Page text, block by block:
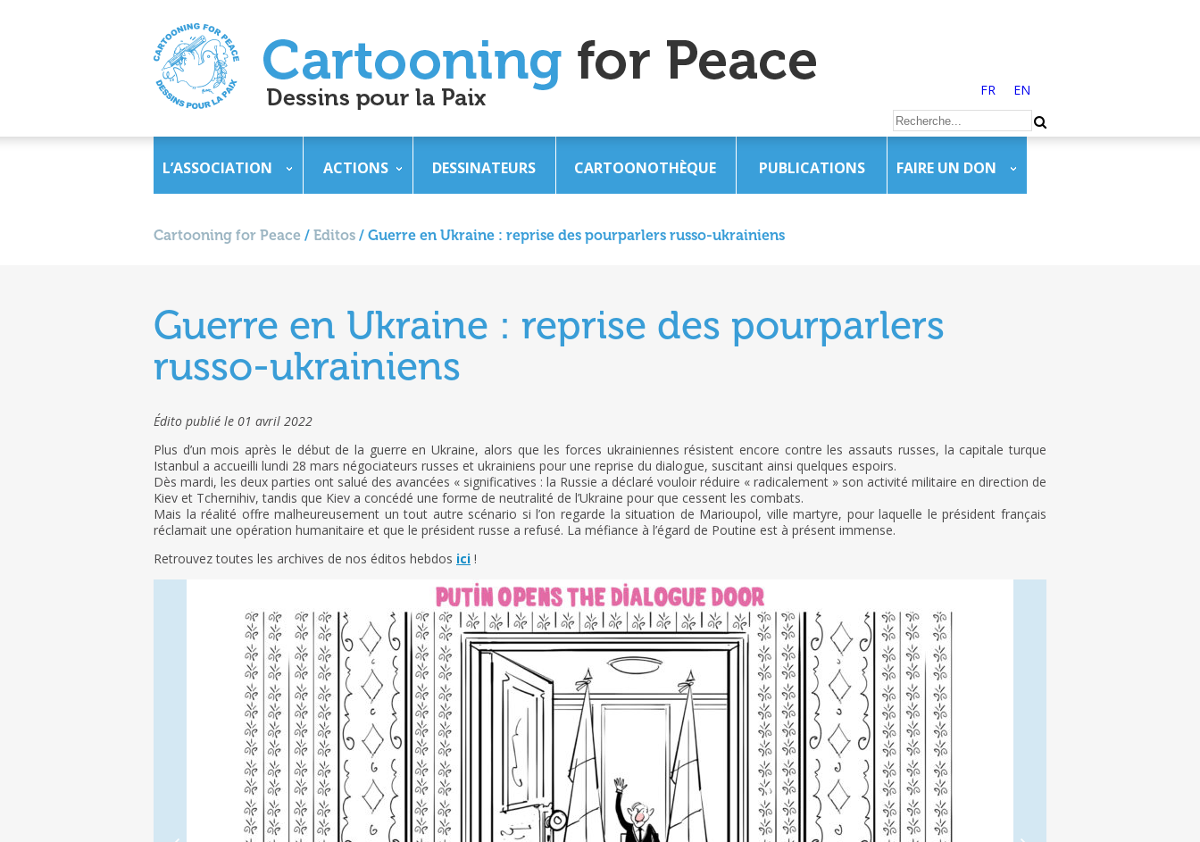
FR EN
L’ASSOCIATION ACTIONS DESSINATEURS CARTOONOTHÈQUE PUBLICATIONS FAIRE UN DON
Cartooning for Peace / Editos / Guerre en Ukraine : reprise des pourparlers russo-ukrainiens
Guerre en Ukraine : reprise des pourparlers
russo-ukrainiens
Édito publié le 01 avril 2022
Plus d’un mois après le début de la guerre en Ukraine, alors que les forces ukrainiennes résistent encore contre les assauts russes, la capitale turque
Istanbul a accueilli lundi 28 mars négociateurs russes et ukrainiens pour une reprise du dialogue, suscitant ainsi quelques espoirs.
Dès mardi, les deux parties ont salué des avancées « significatives : la Russie a déclaré vouloir réduire « radicalement » son activité militaire en direction de
Kiev et Tchernihiv, tandis que Kiev a concédé une forme de neutralité de l’Ukraine pour que cessent les combats.
Mais la réalité offre malheureusement un tout autre scénario si l’on regarde la situation de Marioupol, ville martyre, pour laquelle le président français
réclamait une opération humanitaire et que le président russe a refusé. La méfiance à l’égard de Poutine est à présent immense.
Retrouvez toutes les archives de nos éditos hebdos ici !